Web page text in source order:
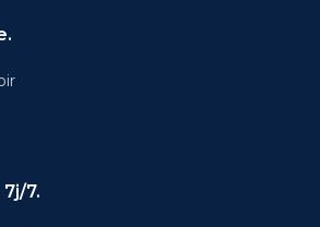
7.